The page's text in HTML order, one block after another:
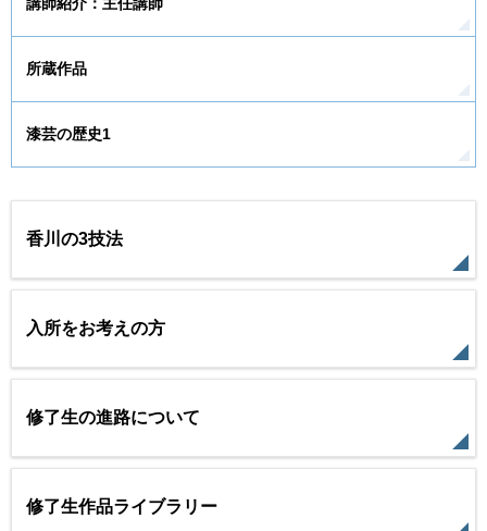
所蔵作品
漆芸の歴史1
香川の3技法
入所をお考えの方
修了生の進路について
修了生作品ライブラリー